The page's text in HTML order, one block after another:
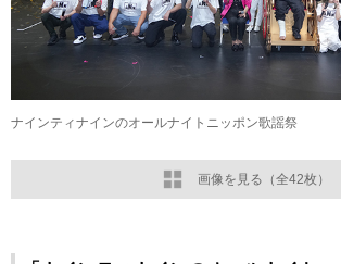
画像を見る（全42枚）
ナインティナインのオールナイトニッポン歌謡祭